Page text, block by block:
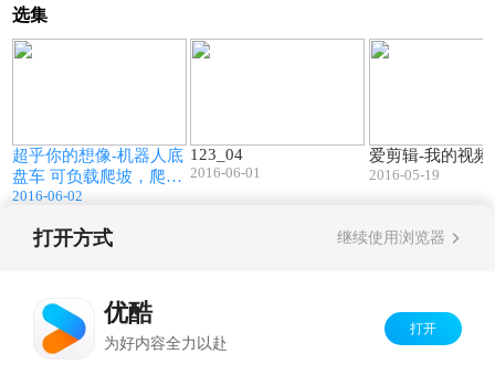
选集
超乎你的想像-机器人底
盘车 可负载爬坡，爬楼
梯，巡检侦查，拍照摄
2016-06-02
123_04
2016-06-01
爱剪辑-我的视频
2016-05-19
打开方式 继续使用浏览器
优酷
为好内容全力以赴
打开